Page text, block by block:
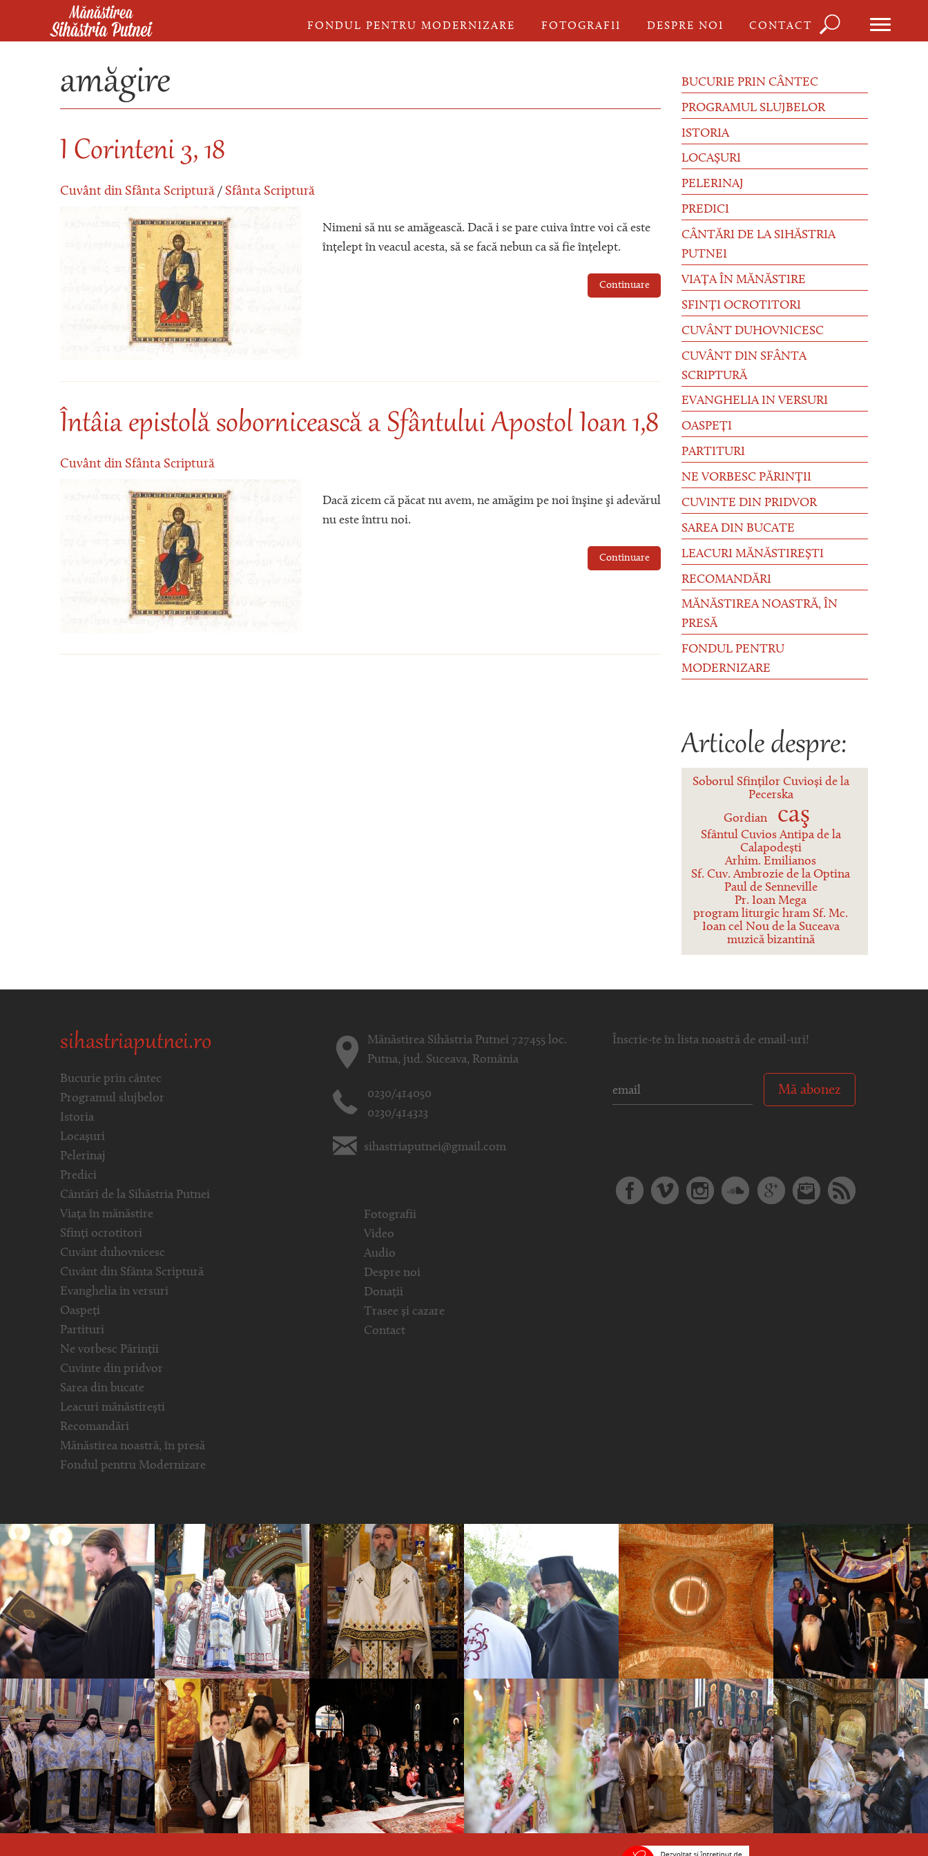
Mergi la conţinutul principal
FONDUL PENTRU MODERNIZARE FOTOGRAFII DESPRE NOI CONTACT
căutare
amăgire
I Corinteni 3, 18
Cuvânt din Sfânta Scriptură / Sfânta Scriptură
Nimeni să nu se amăgească. Dacă i se pare cuiva între voi că este
înțelept în veacul acesta, să se facă nebun ca să fie înțelept.
Continuare
Întâia epistolă sobornicească a Sfântului Apostol Ioan 1,8
Cuvânt din Sfânta Scriptură
Dacă zicem că păcat nu avem, ne amăgim pe noi înşine şi adevărul
nu este întru noi.
Continuare
BUCURIE PRIN CÂNTEC
PROGRAMUL SLUJBELOR
ISTORIA
LOCAȘURI
PELERINAJ
PREDICI
CÂNTĂRI DE LA SIHĂSTRIA
PUTNEI
VIAȚA ÎN MĂNĂSTIRE
SFINȚI OCROTITORI
CUVÂNT DUHOVNICESC
CUVÂNT DIN SFÂNTA
SCRIPTURĂ
EVANGHELIA IN VERSURI
OASPEȚI
PARTITURI
NE VORBESC PĂRINȚII
CUVINTE DIN PRIDVOR
SAREA DIN BUCATE
LEACURI MĂNĂSTIREȘTI
RECOMANDĂRI
MĂNĂSTIREA NOASTRĂ, ÎN
PRESĂ
FONDUL PENTRU
MODERNIZARE
Articole despre:
Soborul Sfinților Cuvioși de la
Pecerska
Gordian
caş
Sfântul Cuvios Antipa de la
Calapodești
Arhim. Emilianos
Sf. Cuv. Ambrozie de la Optina
Paul de Senneville
Pr. Ioan Mega
program liturgic hram Sf. Mc.
Ioan cel Nou de la Suceava
muzică bizantină
sihastriaputnei.ro
Bucurie prin cântec
Programul slujbelor
Istoria
Locașuri
Pelerinaj
Predici
Cântări de la Sihăstria Putnei
Viața în mănăstire
Sfinți ocrotitori
Cuvânt duhovnicesc
Cuvânt din Sfânta Scriptură
Evanghelia in versuri
Oaspeți
Partituri
Ne vorbesc Părinții
Cuvinte din pridvor
Sarea din bucate
Leacuri mănăstirești
Recomandări
Mănăstirea noastră, în presă
Fondul pentru Modernizare
Mănăstirea Sihăstria Putnei 727455 loc.
Putna, jud. Suceava, România
0230/414050
0230/414323
sihastriaputnei@gmail.com
Fotografii
Video
Audio
Despre noi
Donații
Trasee și cazare
Contact
Înscrie-te în lista noastră de email-uri!
Mă abonez